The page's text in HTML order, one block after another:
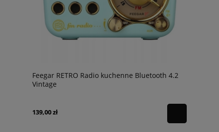
Feegar RETRO Radio kuchenne Bluetooth 4.2
Vintage
139,00 zł